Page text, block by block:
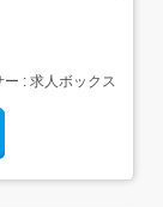
ー : 求人ボックス